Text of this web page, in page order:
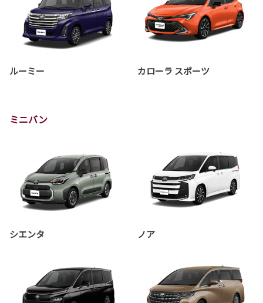
ルーミー カローラ スポーツ
ミニバン
シエンタ ノア